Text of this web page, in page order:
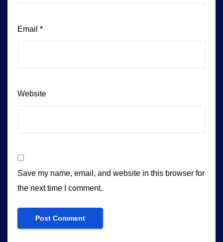
Email *
Website
Save my name, email, and website in this browser for
the next time I comment.